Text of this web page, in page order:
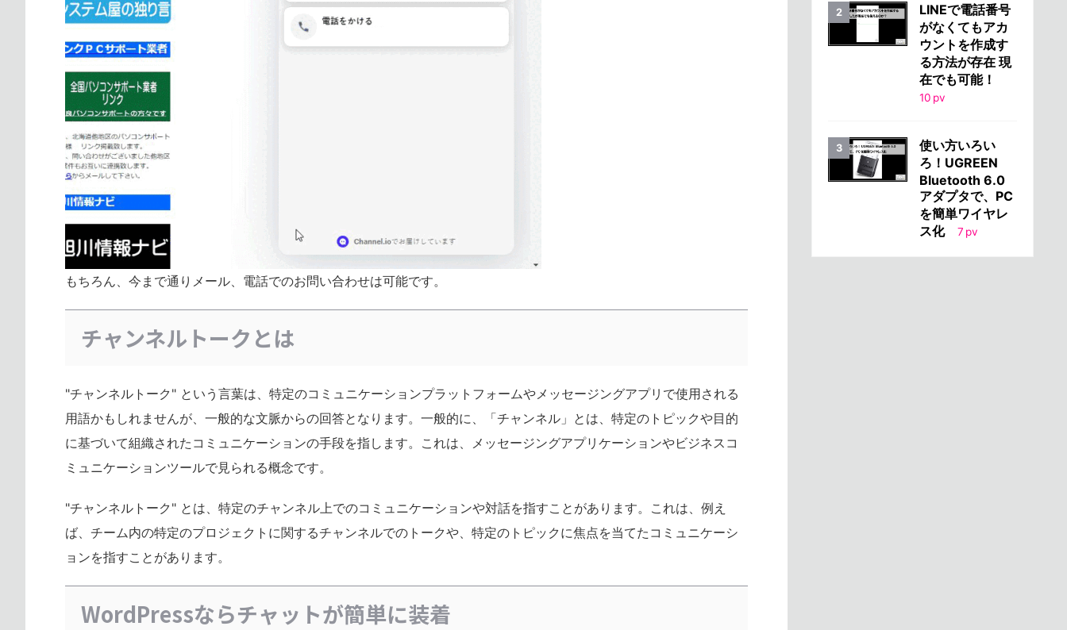
もちろん、今まで通りメール、電話でのお問い合わせは可能です。
チャンネルトークとは
"チャンネルトーク" という言葉は、特定のコミュニケーションプラットフォームやメッセージングアプリで使用される
用語かもしれませんが、一般的な文脈からの回答となります。一般的に、「チャンネル」とは、特定のトピックや目的
に基づいて組織されたコミュニケーションの手段を指します。これは、メッセージングアプリケーションやビジネスコ
ミュニケーションツールで見られる概念です。
"チャンネルトーク" とは、特定のチャンネル上でのコミュニケーションや対話を指すことがあります。これは、例え
ば、チーム内の特定のプロジェクトに関するチャンネルでのトークや、特定のトピックに焦点を当てたコミュニケーシ
ョンを指すことがあります。
WordPressならチャットが簡単に装着
LINEで電話番号
がなくてもアカ
ウントを作成す
る方法が存在 現
在でも可能！
10 pv
使い方いろい
ろ！UGREEN
Bluetooth 6.0
アダプタで、PC
を簡単ワイヤレ
ス化
7 pv